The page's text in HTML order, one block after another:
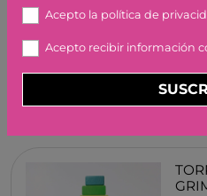
Acepto la política de
Acepto recibir información